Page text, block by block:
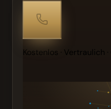
Kostenlos · Vertraulich